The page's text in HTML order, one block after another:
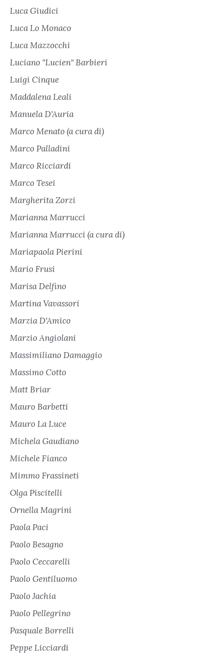
Luca Giudici
Luca Lo Monaco
Luca Mazzocchi
Luciano "Lucien" Barbieri
Luigi Cinque
Maddalena Leali
Manuela D'Auria
Marco Menato (a cura di)
Marco Palladini
Marco Ricciardi
Marco Tesei
Margherita Zorzi
Marianna Marrucci
Marianna Marrucci (a cura di)
Mariapaola Pierini
Mario Frusi
Marisa Delfino
Martina Vavassori
Marzia D'Amico
Marzio Angiolani
Massimiliano Damaggio
Massimo Cotto
Matt Briar
Mauro Barbetti
Mauro La Luce
Michela Gaudiano
Michele Fianco
Mimmo Frassineti
Olga Piscitelli
Ornella Magrini
Paola Paci
Paolo Besagno
Paolo Ceccarelli
Paolo Gentiluomo
Paolo Jachia
Paolo Pellegrino
Pasquale Borrelli
Peppe Licciardi